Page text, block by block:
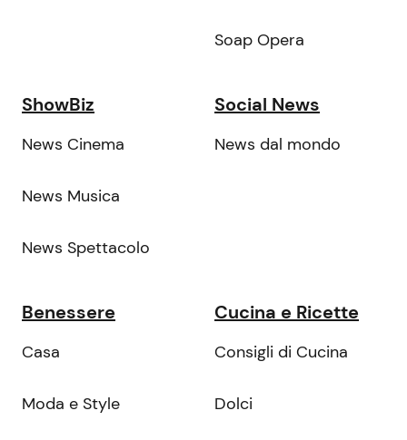
Soap Opera
ShowBiz
News Cinema
News Musica
News Spettacolo
Social News
News dal mondo
Benessere
Casa
Moda e Style
Cucina e Ricette
Consigli di Cucina
Dolci